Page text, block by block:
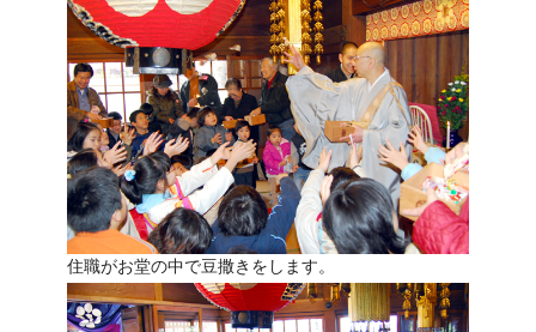
住職がお堂の中で豆撒きをします。